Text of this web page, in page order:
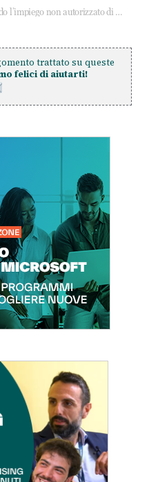
Shadow AI riguardo l’impiego non autorizzato di sistemi AI all’interno dell’azienda. E’ una pratica che si diffonde a partire dai dipendenti fino ai dirigenti e mette a repentaglio la cybersecurity, con costi più elevati per le organizzazioni. Due recenti report illustrano il fenomeno e forniscono dati in merito
trattato su queste
felici di aiutarti!